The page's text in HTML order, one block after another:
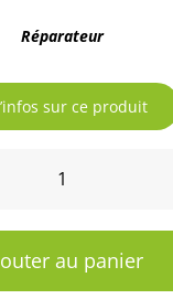
Réparateur
sur ce produit
quantité
Baume
Consoude
au panier